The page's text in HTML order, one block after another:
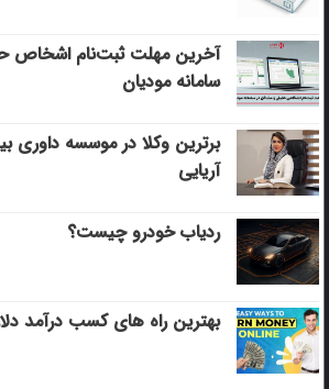
آخرین مهلت ثبت‌نام اشخاص
سامانه مودیان
برترین وکلا در موسسه داوری
آریایی
ردیاب خودرو چیست؟
بهترین راه های کسب درآمد